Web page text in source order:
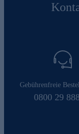
Gebührenfreie
0800 29